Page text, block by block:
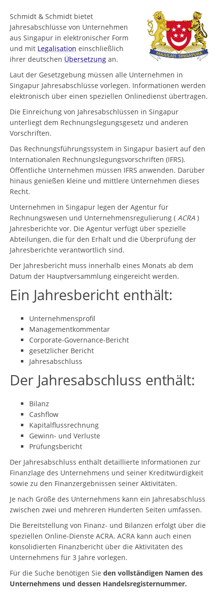
Schmidt & Schmidt bietet
Jahresabschlüsse von Unternehmen
aus Singapur in elektronischer Form
und mit Legalisation einschließlich
ihrer deutschen Übersetzung an.
Laut der Gesetzgebung müssen alle Unternehmen in
Singapur Jahresabschlüsse vorlegen. Informationen werden
elektronisch über einen speziellen Onlinedienst übertragen.
Die Einreichung von Jahresabschlüssen in Singapur
unterliegt dem Rechnungslegungsgesetz und anderen
Vorschriften.
Das Rechnungsführungssystem in Singapur basiert auf den
Internationalen Rechnungslegungsvorschriften (IFRS).
Öffentliche Unternehmen müssen IFRS anwenden. Darüber
hinaus genießen kleine und mittlere Unternehmen dieses
Recht.
Unternehmen in Singapur legen der Agentur für
Rechnungswesen und Unternehmensregulierung ( ACRA )
Jahresberichte vor. Die Agentur verfügt über spezielle
Abteilungen, die für den Erhalt und die Überprüfung der
Jahresberichte verantwortlich sind.
Der Jahresbericht muss innerhalb eines Monats ab dem
Datum der Hauptversammlung eingereicht werden.
Ein Jahresbericht enthält:
Unternehmensprofil
Managementkommentar
Corporate-Governance-Bericht
gesetzlicher Bericht
Jahresabschluss
Der Jahresabschluss enthält:
Bilanz
Cashflow
Kapitalflussrechnung
Gewinn- und Verluste
Prüfungsbericht
Der Jahresabschluss enthält detaillierte Informationen zur
Finanzlage des Unternehmens und seiner Kreditwürdigkeit
sowie zu den Finanzergebnissen seiner Aktivitäten.
Je nach Größe des Unternehmens kann ein Jahresabschluss
zwischen zwei und mehreren Hunderten Seiten umfassen.
Die Bereitstellung von Finanz- und Bilanzen erfolgt über die
speziellen Online-Dienste ACRA. ACRA kann auch einen
konsolidierten Finanzbericht über die Aktivitäten des
Unternehmens für 3 Jahre vorlegen.
Für die Suche benötigen Sie den vollständigen Namen des
Unternehmens und dessen Handelsregisternummer.